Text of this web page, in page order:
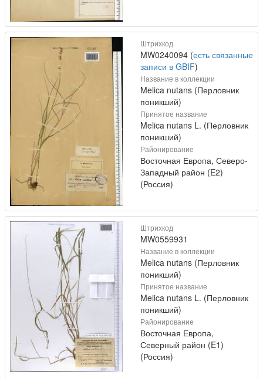
Штрихкод
MW0240094 (есть связанные
записи в GBIF)
Название в коллекции
Melica nutans (Перловник
поникший)
Принятое название
Melica nutans L. (Перловник
поникший)
Районирование
Восточная Европа, Северо-
Западный район (E2)
(Россия)
Штрихкод
MW0559931
Название в коллекции
Melica nutans (Перловник
поникший)
Принятое название
Melica nutans L. (Перловник
поникший)
Районирование
Восточная Европа,
Северный район (E1)
(Россия)